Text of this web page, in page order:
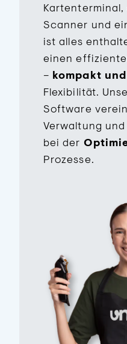
Scanner und
ist alles
einen
– kompakt
Flexibilität.
Software
Verwaltung
bei der
Prozesse.